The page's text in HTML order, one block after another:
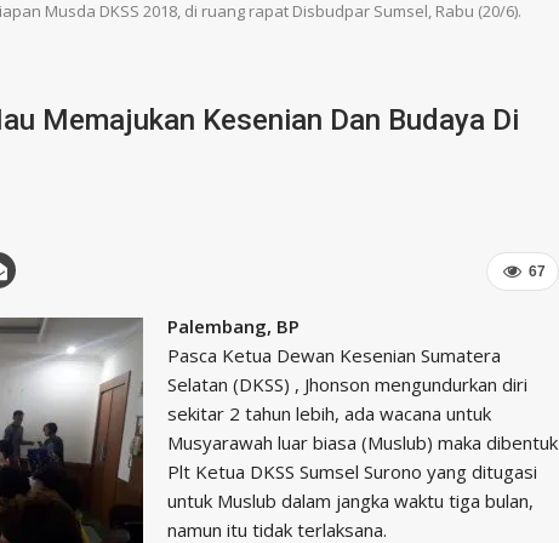
Musda DKSS 2018, di ruang rapat Disbudpar Sumsel, Rabu (20/6).
Memajukan Kesenian Dan Budaya Di
67
Palembang, BP
Pasca Ketua Dewan Kesenian Sumatera
Selatan (DKSS) , Jhonson mengundurkan diri
sekitar 2 tahun lebih, ada wacana untuk
Musyarawah luar biasa (Muslub) maka dibentuk
Plt Ketua DKSS Sumsel Surono yang ditugasi
untuk Muslub dalam jangka waktu tiga bulan,
namun itu tidak terlaksana.